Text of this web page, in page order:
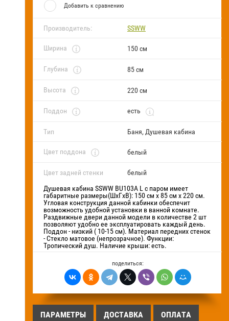
Контакты
Отзывы
Блог
Добавить к сравнению
Производитель: SSWW
Ширина 150 см
Глубина 85 см
Высота 220 см
Поддон есть
Тип Баня, Душевая кабина
Цвет поддона белый
Цвет задней стенки
белый
Душевая кабина SSWW BU103A L с паром имеет
габаритные размеры(ШхГхВ): 150 см х 85 см х 220 см.
Угловая конструкция данной кабинки обеспечит
возможность удобной установки в ванной комнате.
Раздвижные двери данной модели в количестве 2 шт
позволяют удобно ее эксплуатировать каждый день.
Поддон - низкий ( 10-15 см). Материал передних стенок
- Стекло матовое (непрозрачное). Функции:
Тропический душ. Наличие крыши: есть.
поделиться:
ПАРАМЕТРЫ ДОСТАВКА ОПЛАТА